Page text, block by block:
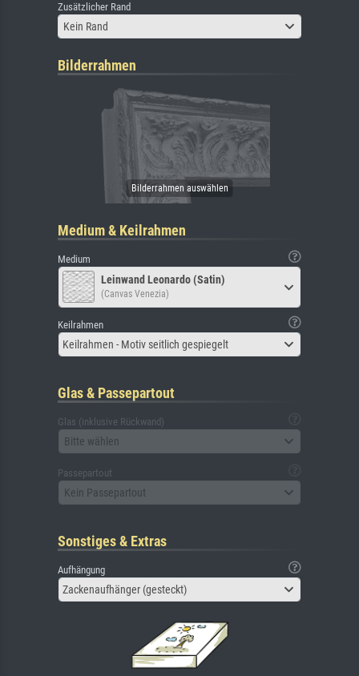
Zusätzlicher Rand
Kein Rand
Bilderrahmen
Medium & Keilrahmen
Medium
Leinwand Leonardo (Satin)
(Canvas Venezia)
Keilrahmen
Keilrahmen - Motiv seitlich gespiegelt
Glas & Passepartout
Glas (inklusive Rückwand)
Bitte wählen
Passepartout
Kein Passepartout
Sonstiges & Extras
Aufhängung
Zackenaufhänger (gesteckt)